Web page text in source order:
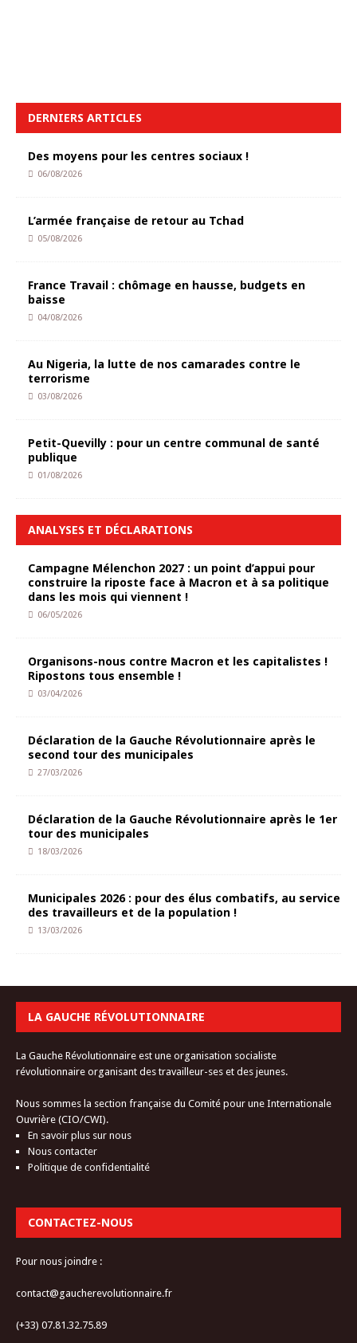
DERNIERS ARTICLES
Des moyens pour les centres sociaux !
06/08/2026
L’armée française de retour au Tchad
05/08/2026
France Travail : chômage en hausse, budgets en
baisse
04/08/2026
Au Nigeria, la lutte de nos camarades contre le
terrorisme
03/08/2026
Petit-Quevilly : pour un centre communal de santé
publique
01/08/2026
ANALYSES ET DÉCLARATIONS
Campagne Mélenchon 2027 : un point d’appui pour
construire la riposte face à Macron et à sa politique
dans les mois qui viennent !
06/05/2026
Organisons-nous contre Macron et les capitalistes !
Ripostons tous ensemble !
03/04/2026
Déclaration de la Gauche Révolutionnaire après le
second tour des municipales
27/03/2026
Déclaration de la Gauche Révolutionnaire après le 1er
tour des municipales
18/03/2026
Municipales 2026 : pour des élus combatifs, au service
des travailleurs et de la population !
13/03/2026
LA GAUCHE RÉVOLUTIONNAIRE
La Gauche Révolutionnaire est une organisation socialiste
révolutionnaire organisant des travailleur-ses et des jeunes.
Nous sommes la section française du Comité pour une Internationale
Ouvrière (CIO/CWI).
En savoir plus sur nous
Nous contacter
Politique de confidentialité
CONTACTEZ-NOUS
Pour nous joindre :
contact@gaucherevolutionnaire.fr
(+33) 07.81.32.75.89